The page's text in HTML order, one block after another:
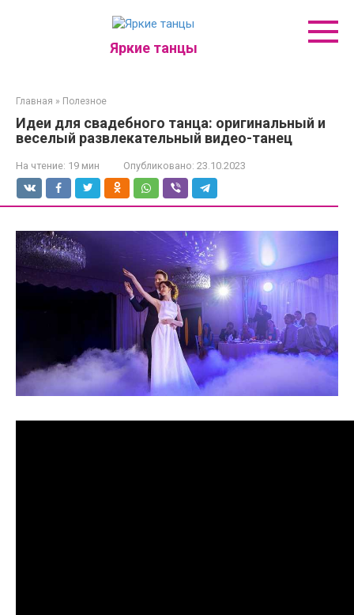
Яркие танцы
Главная » Полезное
Идеи для свадебного танца: оригинальный и
веселый развлекательный видео-танец
На чтение: 19 мин Опубликовано: 23.10.2023